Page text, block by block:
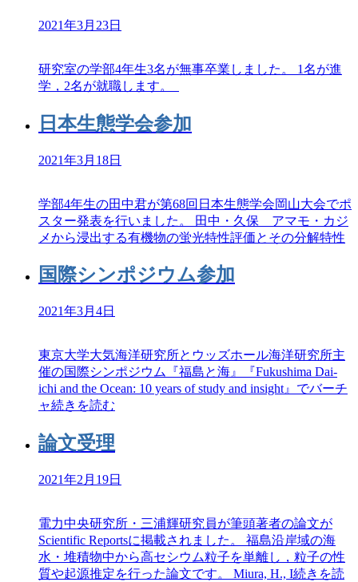
2021年3月23日
研究室の学部4年生3名が無事卒業しました。 1名が進
学，2名が就職します。
日本生態学会参加
2021年3月18日
学部4年生の田中君が第68回日本生態学会岡山大会でポ
スター発表を行いました。 田中・久保 アマモ・カジ
メから浸出する有機物の蛍光特性評価とその分解特性
国際シンポジウム参加
2021年3月4日
東京大学大気海洋研究所とウッズホール海洋研究所主
催の国際シンポジウム『福島と海』『Fukushima Dai-
ichi and the Ocean: 10 years of study and insight』でバーチ
ャ続きを読む
論文受理
2021年2月19日
電力中央研究所・三浦輝研究員が筆頭著者の論文が
Scientific Reportsに掲載されました。 福島沿岸域の海
水・堆積物中から高セシウム粒子を単離し，粒子の性
質や起源推定を行った論文です。 Miura, H., I続きを読